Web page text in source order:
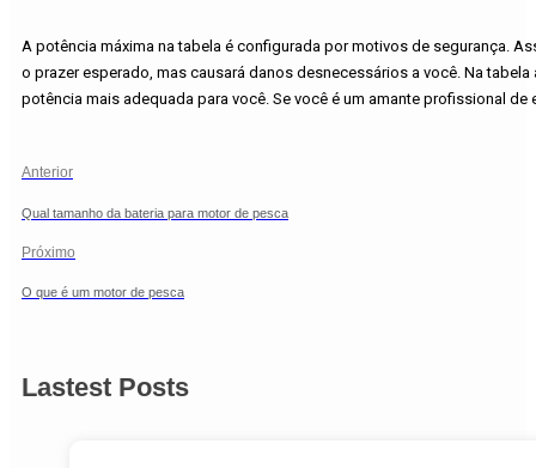
A potência máxima na tabela é configurada por motivos de segurança.
o prazer esperado, mas causará danos desnecessários a você. Na
potência mais adequada para você. Se você é um amante profissional
Anterior
Qual tamanho da bateria para motor de pesca
Próximo
O que é um motor de pesca
Lastest Posts